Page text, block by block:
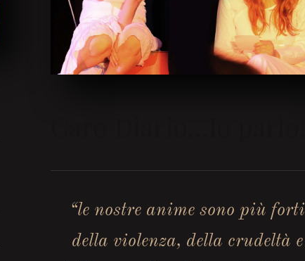
“le nostre anime sono più forti
della violenza, della crudeltà e